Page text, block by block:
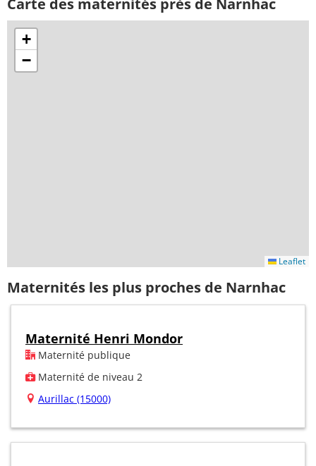
Carte des maternités près de Narnhac
+
−
Leaflet
Maternités les plus proches de Narnhac
Maternité Henri Mondor
Maternité publique
Maternité de niveau 2
Aurillac (15000)